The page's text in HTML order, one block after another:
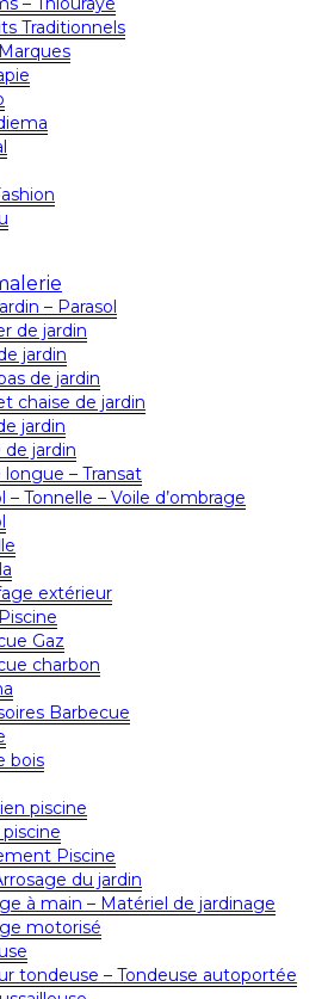
Traditionnels
– Parasol
de jardin
jardin
de jardin
chaise de jardin
jardin
de jardin
longue – Transat
– Tonnelle – Voile d’ombrage
extérieur
Gaz
charbon
Barbecue
bois
piscine
Piscine
du jardin
à main – Matériel de jardinage
motorisé
tondeuse – Tondeuse autoportée